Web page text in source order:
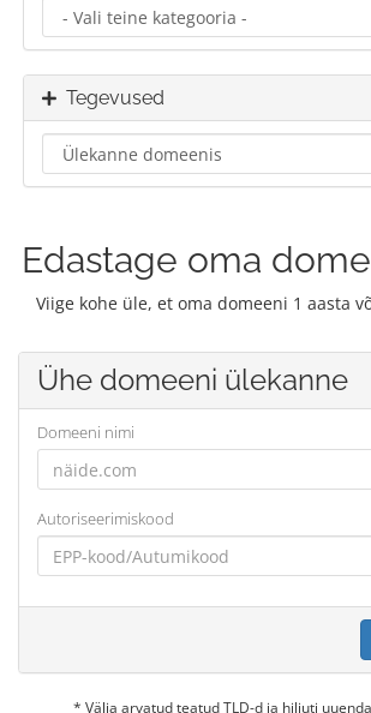
Tegevused
Edastage oma
Viige kohe üle, et oma domeeni 1 aasta
Ühe domeeni ülekanne
Domeeni nimi
Autoriseerimiskood
* Välja arvatud teatud TLD-d ja hiljuti